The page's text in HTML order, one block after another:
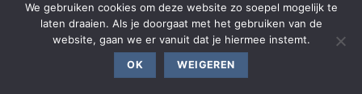
We gebruiken cookies om deze website zo soepel mogelijk te
laten draaien. Als je doorgaat met het gebruiken van de
website, gaan we er vanuit dat je hiermee instemt.
OK WEIGEREN